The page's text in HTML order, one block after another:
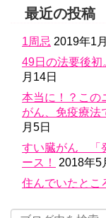
最近の投稿
1周忌 2019年1
49日の法要後初
月14日
本当に！？この
がん、免疫療法
月5日
すい臓がん 「
ース！
2018年5
住んでいたとこ